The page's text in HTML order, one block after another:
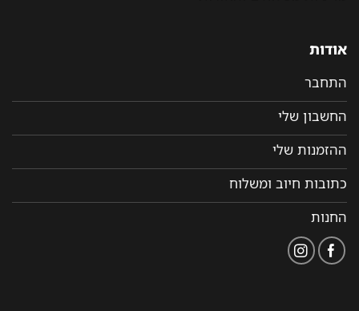
אודות
התחבר
החשבון שלי
ההזמנות שלי
כתובות חיוב ומשלוח
החנות